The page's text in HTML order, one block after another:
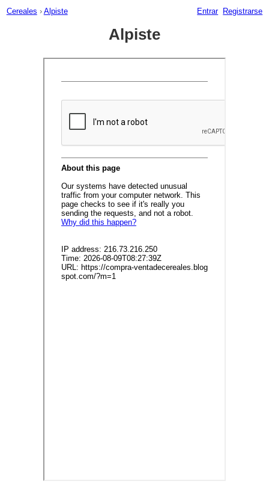
Cereales › Alpiste Entrar Registrarse
Alpiste